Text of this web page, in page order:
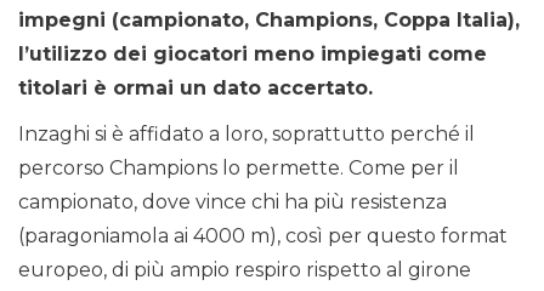
impegni (campionato, Champions, Coppa Italia),
l’utilizzo dei giocatori meno impiegati come
titolari è ormai un dato accertato.
Inzaghi si è affidato a loro, soprattutto perché il
percorso Champions lo permette. Come per il
campionato, dove vince chi ha più resistenza
(paragoniamola ai 4000 m), così per questo format
europeo, di più ampio respiro rispetto al girone